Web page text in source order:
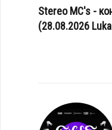
Stereo MC's -
(28.08.2026